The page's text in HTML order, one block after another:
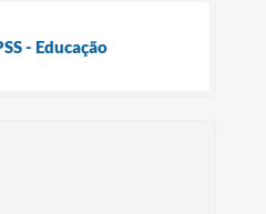
- Educação